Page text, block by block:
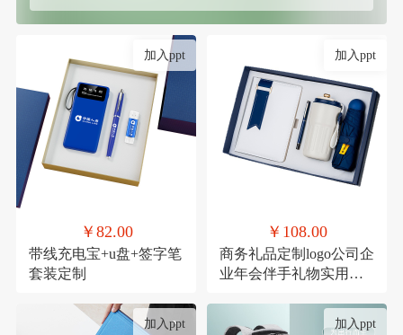
加入ppt
￥82.00
带线充电宝+u盘+签字笔
套装定制
加入ppt
￥108.00
商务礼品定制logo公司企
业年会伴手礼物实用高
加入ppt 加入ppt